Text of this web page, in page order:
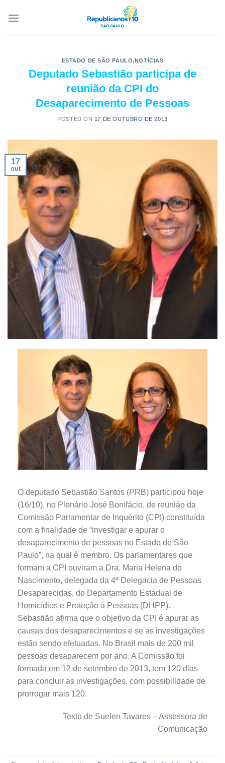
ESTADO DE SÃO PAULO,NOTÍCIAS
Deputado Sebastião participa de
reunião da CPI do
Desaparecimento de Pessoas
POSTED ON 17 DE OUTUBRO DE 2013
17
out
O deputado Sebastião Santos (PRB) participou hoje
(16/10), no Plenário José Bonifácio, de reunião da
Comissão Parlamentar de Inquérito (CPI) constituída
com a finalidade de “investigar e apurar o
desaparecimento de pessoas no Estado de São
Paulo”, na qual é membro. Os parlamentares que
formam a CPI ouviram a Dra. Maria Helena do
Nascimento, delegada da 4ª Delegacia de Pessoas
Desaparecidas, do Departamento Estadual de
Homicídios e Proteção à Pessoas (DHPP).
Sebastião afirma que o objetivo da CPI é apurar as
causas dos desaparecimentos e se as investigações
estão sendo efetuadas. No Brasil mais de 200 mil
pessoas desaparecem por ano. A Comissão foi
formada em 12 de setembro de 2013, tem 120 dias
para concluir as investigações, com possibilidade de
prorrogar mais 120.
Texto de Suelen Tavares – Assessora de
Comunicação